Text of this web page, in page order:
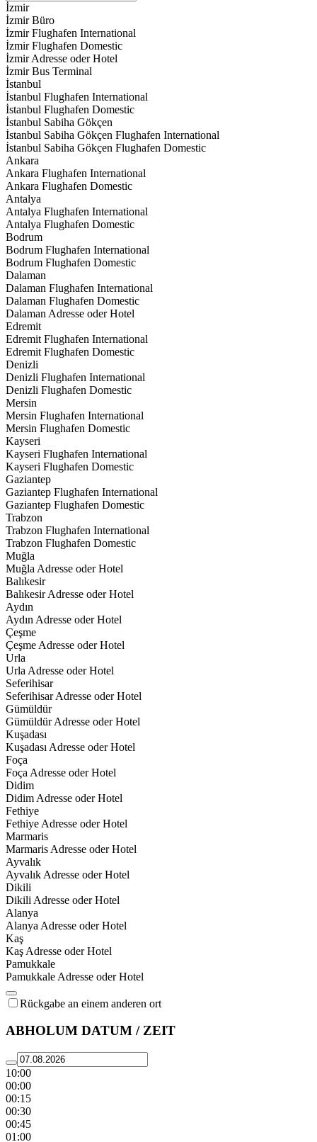
İzmir
İzmir Büro
İzmir Flughafen International
İzmir Flughafen Domestic
İzmir Adresse oder Hotel
İzmir Bus Terminal
İstanbul
İstanbul Flughafen International
İstanbul Flughafen Domestic
İstanbul Sabiha Gökçen
İstanbul Sabiha Gökçen Flughafen International
İstanbul Sabiha Gökçen Flughafen Domestic
Ankara
Ankara Flughafen International
Ankara Flughafen Domestic
Antalya
Antalya Flughafen International
Antalya Flughafen Domestic
Bodrum
Bodrum Flughafen International
Bodrum Flughafen Domestic
Dalaman
Dalaman Flughafen International
Dalaman Flughafen Domestic
Dalaman Adresse oder Hotel
Edremit
Edremit Flughafen International
Edremit Flughafen Domestic
Denizli
Denizli Flughafen International
Denizli Flughafen Domestic
Mersin
Mersin Flughafen International
Mersin Flughafen Domestic
Kayseri
Kayseri Flughafen International
Kayseri Flughafen Domestic
Gaziantep
Gaziantep Flughafen International
Gaziantep Flughafen Domestic
Trabzon
Trabzon Flughafen International
Trabzon Flughafen Domestic
Muğla
Muğla Adresse oder Hotel
Balıkesir
Balıkesir Adresse oder Hotel
Aydın
Aydın Adresse oder Hotel
Çeşme
Çeşme Adresse oder Hotel
Urla
Urla Adresse oder Hotel
Seferihisar
Seferihisar Adresse oder Hotel
Gümüldür
Gümüldür Adresse oder Hotel
Kuşadası
Kuşadası Adresse oder Hotel
Foça
Foça Adresse oder Hotel
Didim
Didim Adresse oder Hotel
Fethiye
Fethiye Adresse oder Hotel
Marmaris
Marmaris Adresse oder Hotel
Ayvalık
Ayvalık Adresse oder Hotel
Dikili
Dikili Adresse oder Hotel
Alanya
Alanya Adresse oder Hotel
Kaş
Kaş Adresse oder Hotel
Pamukkale
Pamukkale Adresse oder Hotel
Rückgabe an einem anderen ort
ABHOLUM DATUM / ZEIT
10:00
00:00
00:15
00:30
00:45
01:00